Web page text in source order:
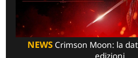
NEWSCrimson Moon: la
edizioni